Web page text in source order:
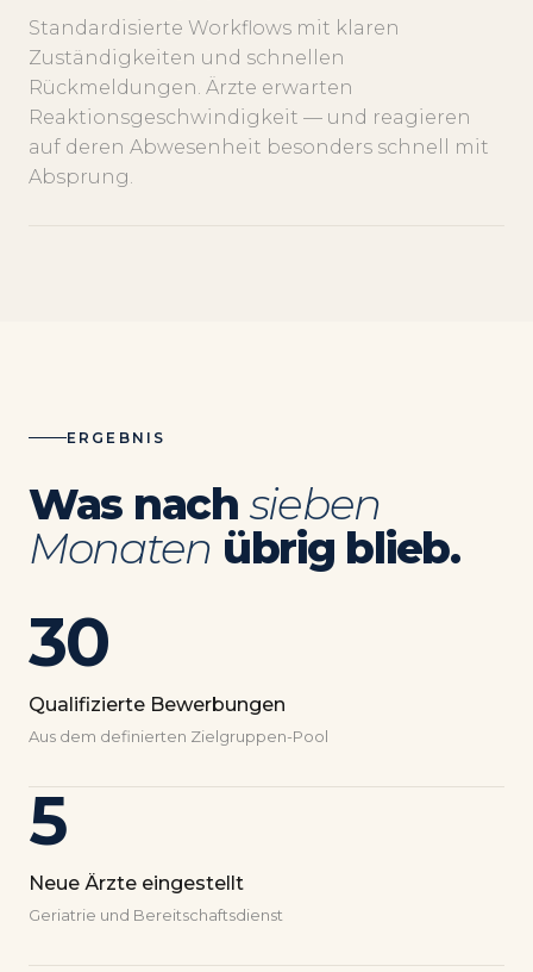
Standardisierte Workflows mit klaren
Zuständigkeiten und schnellen
Rückmeldungen. Ärzte erwarten
Reaktionsgeschwindigkeit — und reagieren
auf deren Abwesenheit besonders schnell mit
Absprung.
ERGEBNIS
Was nach sieben
Monaten übrig blieb.
30
Qualifizierte Bewerbungen
Aus dem definierten Zielgruppen-Pool
5
Neue Ärzte eingestellt
Geriatrie und Bereitschaftsdienst